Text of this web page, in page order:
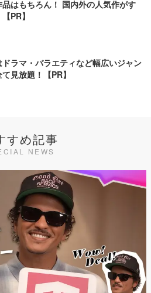
はもちろん！ 国内外の人気作がす
PR】
ラマ・バラエティなど幅広いジャン
見放題！【PR】
すめ記事
NEWS